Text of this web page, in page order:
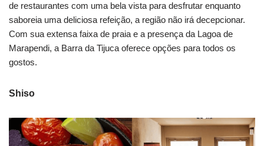
de restaurantes com uma bela vista para desfrutar enquanto
saboreia uma deliciosa refeição, a região não irá decepcionar.
Com sua extensa faixa de praia e a presença da Lagoa de
Marapendi, a Barra da Tijuca oferece opções para todos os
gostos.
Shiso